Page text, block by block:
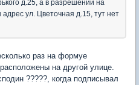
д.25, а в разрешении на
адрес ул. Цветочная д.15, тут нет
раз на формуе
на другой улице.
?????, когда подписывал